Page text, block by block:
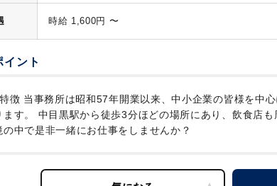
時給 1,600円 〜
イント
徴 当事務所は昭和57年開業以来、中小企業の皆様を中
す。
中目黒駅から徒歩3分ほどの場所にあり、飲食店も
の中で是非一緒にお仕事をしませんか？